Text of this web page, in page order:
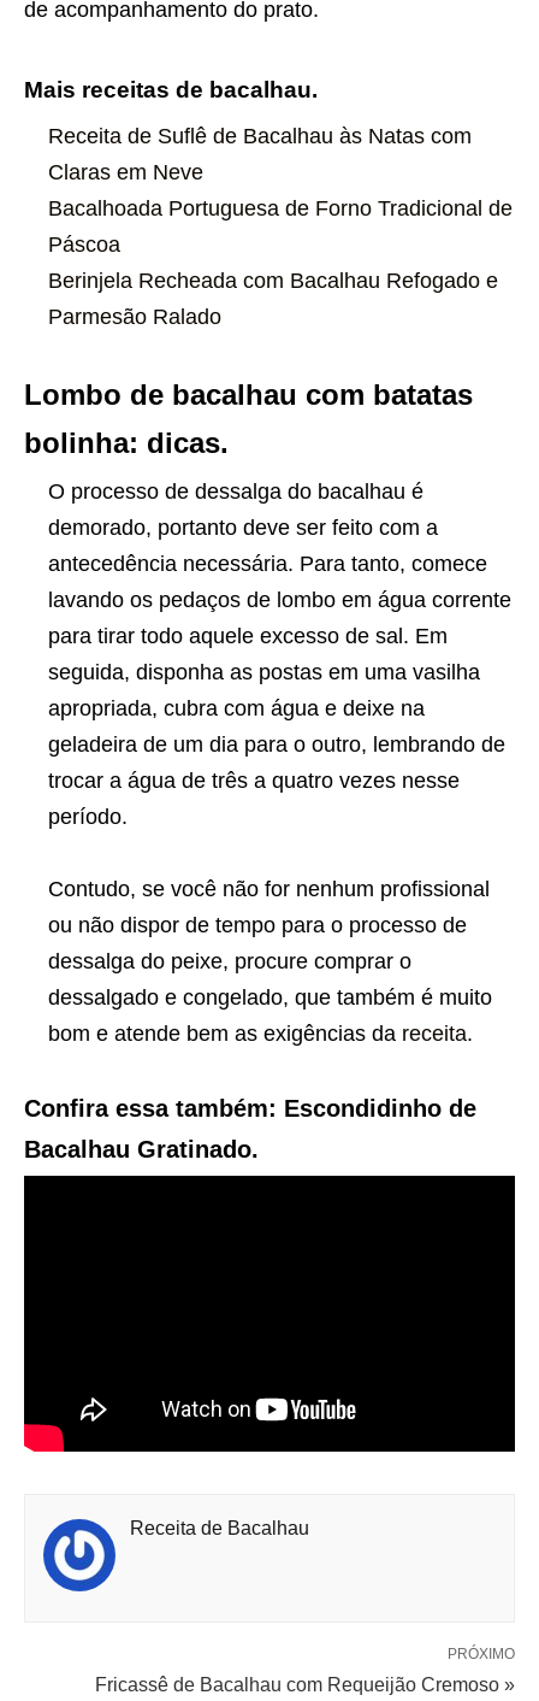
de acompanhamento do prato.
Mais receitas de bacalhau.
Receita de Suflê de Bacalhau às Natas com
Claras em Neve
Bacalhoada Portuguesa de Forno Tradicional de
Páscoa
Berinjela Recheada com Bacalhau Refogado e
Parmesão Ralado
Lombo de bacalhau com batatas
bolinha: dicas.
O processo de dessalga do bacalhau é
demorado, portanto deve ser feito com a
antecedência necessária. Para tanto, comece
lavando os pedaços de lombo em água corrente
para tirar todo aquele excesso de sal. Em
seguida, disponha as postas em uma vasilha
apropriada, cubra com água e deixe na
geladeira de um dia para o outro, lembrando de
trocar a água de três a quatro vezes nesse
período.
Contudo, se você não for nenhum profissional
ou não dispor de tempo para o processo de
dessalga do peixe, procure comprar o
dessalgado e congelado, que também é muito
bom e atende bem as exigências da receita.
Confira essa também: Escondidinho de
Bacalhau Gratinado.
Receita de Bacalhau
PRÓXIMO
Fricassê de Bacalhau com Requeijão Cremoso »